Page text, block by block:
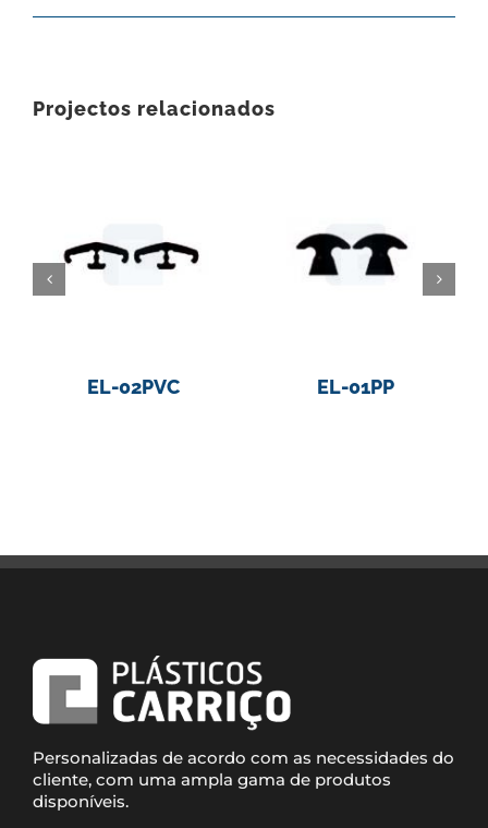
Projectos relacionados
EL-02PVC EL-01PP
Personalizadas de acordo com as necessidades do
cliente, com uma ampla gama de produtos
disponíveis.